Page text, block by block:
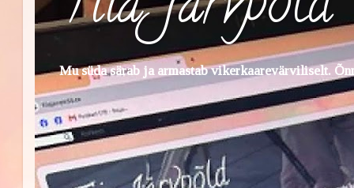
Mu süda särab ja armastab vikerkaarevärviliselt.